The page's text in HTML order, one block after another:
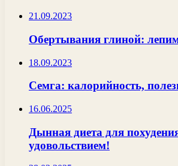
21.09.2023
Обертывания глиной:
18.09.2023
Семга: калорийность,
16.06.2025
Дынная диета для
удовольствием!